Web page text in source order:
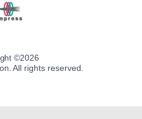
©2026
All rights reserved.